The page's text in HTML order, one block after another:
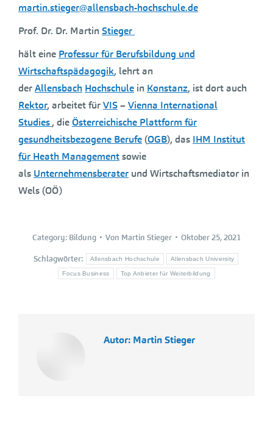
martin.stieger@allensbach-hochschule.de
Prof. Dr. Dr. Martin Stieger
hält eine Professur für Berufsbildung und
Wirtschaftspädagogik, lehrt an
derAllensbach Hochschule in Konstanz, ist dort auch
Rektor, arbeitet fürVIS–Vienna International
Studies, dieÖsterreichische Plattform für
gesundheitsbezogene Berufe (OGB), das IHM Institut
für Heath Managementsowie
als Unternehmensberater und Wirtschaftsmediator in
Wels (OÖ)
Category: Bildung Von Martin Stieger Oktober 25, 2021
Schlagwörter: Allensbach Hochschule Allensbach University
Focus Business Top Anbieter für Weiterbildung
Autor: Martin Stieger